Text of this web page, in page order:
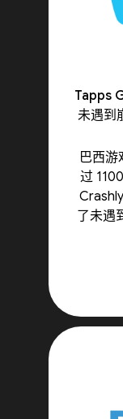
Tapps
未遇到
巴西游
过
了未遇